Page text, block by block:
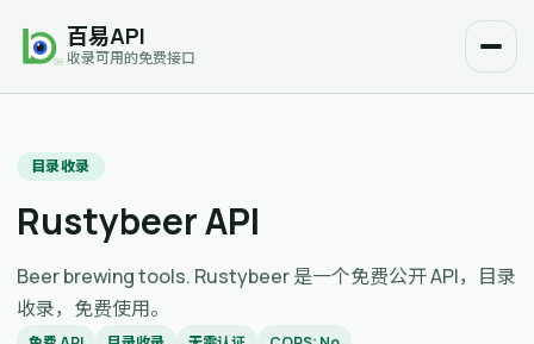
百易API
收录可用的免费接口
目录收录
Rustybeer API
Beer brewing tools. Rustybeer 是一个免费公开 API，目录
收录，免费使用。